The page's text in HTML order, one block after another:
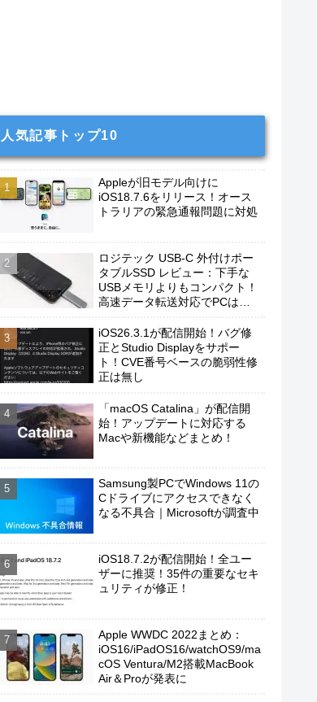
人気記事トップ10
Appleが旧モデル向けに
iOS18.7.6をリリース！オース
トラリアの緊急通報問題に対処
ロジテック USB-C 外付けポー
タブルSSD レビュー：下手な
USBメモリよりもコンパクト！
高速データ転送対応でPCは勿
もおすすめ！
iOS26.3.1が配信開始！バグ修
正とStudio Displayをサポー
ト！CVE番号ベースの脆弱性修
正は無し
「macOS Catalina」が配信開
始！アップデートに対応する
Macや新機能などまとめ！
Samsung製PCでWindows 11の
Cドライブにアクセスできなく
なる不具合｜Microsoftが調査中
iOS18.7.2が配信開始！全ユー
ザーに推奨！35件の重要なセキ
ュリティが修正！
Apple WWDC 2022まとめ：
iOS16/iPadOS16/watchOS9/ma
cOS Ventura/M2搭載MacBook
Air＆Proが発表に